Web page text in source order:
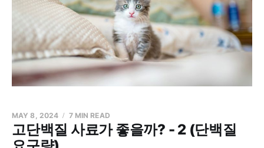
고단백질 사료가 좋을까? - 2 (단백질
MAY 8, 2024 7 MIN READ